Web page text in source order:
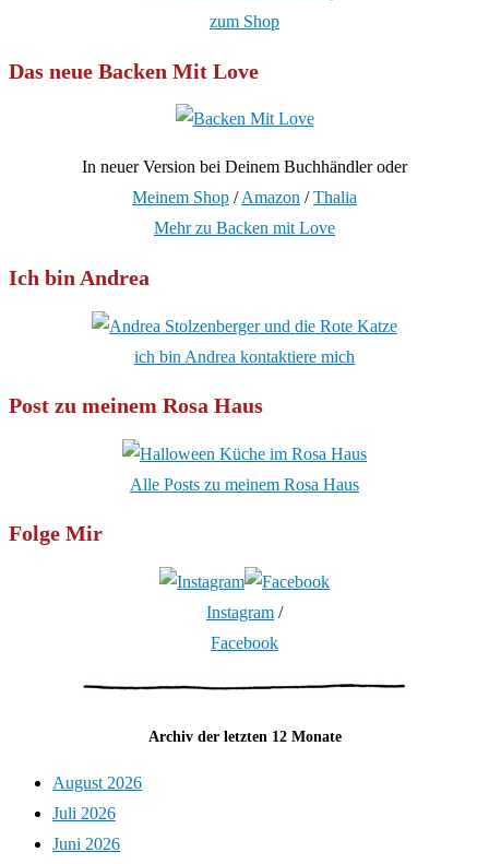
zum Shop
Das neue Backen Mit Love
In neuer Version bei Deinem Buchhändler oder
Meinem Shop /Amazon /Thalia
Mehr zu Backen mit Love
Ich bin Andrea
ich bin Andrea kontaktiere mich
Post zu meinem Rosa Haus
Alle Posts zu meinem Rosa Haus
Folge Mir
Instagram /
Facebook
Archiv der letzten 12 Monate
August 2026
Juli 2026
Juni 2026